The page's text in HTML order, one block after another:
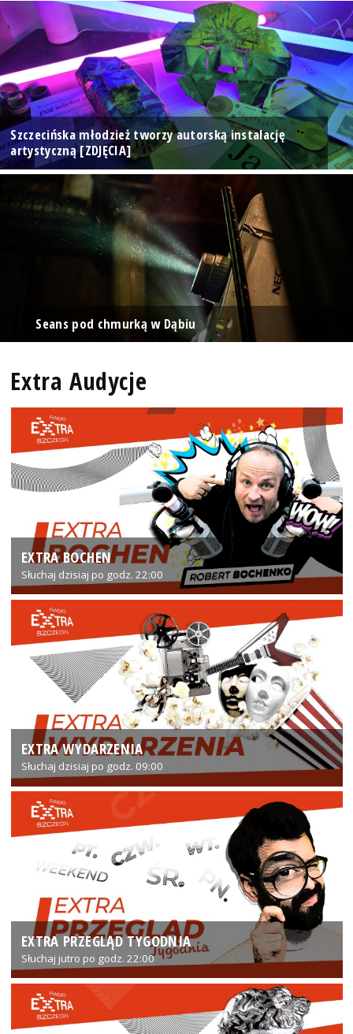
Szczecińska młodzież tworzy autorską instalację
artystyczną [ZDJĘCIA]
Seans pod chmurką w Dąbiu
Extra Audycje
EXTRA BOCHEN
Słuchaj dzisiaj po godz. 22:00
EXTRA WYDARZENIA
Słuchaj dzisiaj po godz. 09:00
EXTRA PRZEGLĄD TYGODNIA
Słuchaj jutro po godz. 22:00